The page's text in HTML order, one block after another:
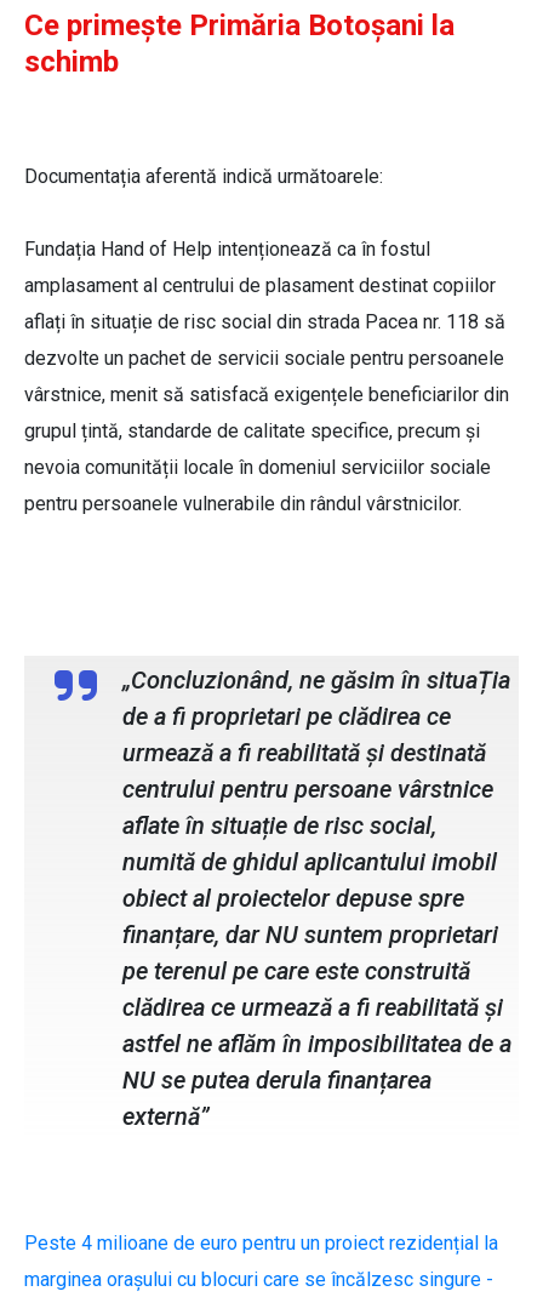
Ce primește Primăria Botoșani la
schimb
Documentația aferentă indică următoarele:
Fundația Hand of Help intenționează ca în fostul
amplasament al centrului de plasament destinat copiilor
aflați în situație de risc social din strada Pacea nr. 118 să
dezvolte un pachet de servicii sociale pentru persoanele
vârstnice, menit să satisfacă exigențele beneficiarilor din
grupul țintă, standarde de calitate specifice, precum și
nevoia comunității locale în domeniul serviciilor sociale
pentru persoanele vulnerabile din rândul vârstnicilor.
„Concluzionând, ne găsim în situaȚia
de a fi proprietari pe clădirea ce
urmează a fi reabilitată și destinată
centrului pentru persoane vârstnice
aflate în situație de risc social,
numită de ghidul aplicantului imobil
obiect al proiectelor depuse spre
finanțare, dar NU suntem proprietari
pe terenul pe care este construită
clădirea ce urmează a fi reabilitată și
astfel ne aflăm în imposibilitatea de a
NU se putea derula finanțarea
externă”
Peste 4 milioane de euro pentru un proiect rezidențial la
marginea orașului cu blocuri care se încălzesc singure -